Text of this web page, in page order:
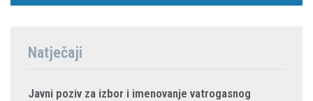
Natječaji
Javni poziv za izbor i imenovanje vatrogasnog